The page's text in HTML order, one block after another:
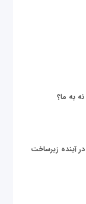
به ما؟
زیر پوست دنیای داده؛ نقش سرور HP در آینده زیرساخت